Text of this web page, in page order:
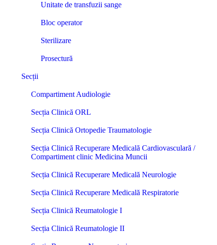
Unitate de transfuzii sange
Bloc operator
Sterilizare
Prosectură
Secții
Compartiment Audiologie
Secția Clinică ORL
Secția Clinică Ortopedie Traumatologie
Secția Clinică Recuperare Medicală Cardiovasculară /
Compartiment clinic Medicina Muncii
Secția Clinică Recuperare Medicală Neurologie
Secția Clinică Recuperare Medicală Respiratorie
Secția Clinică Reumatologie I
Secția Clinică Reumatologie II